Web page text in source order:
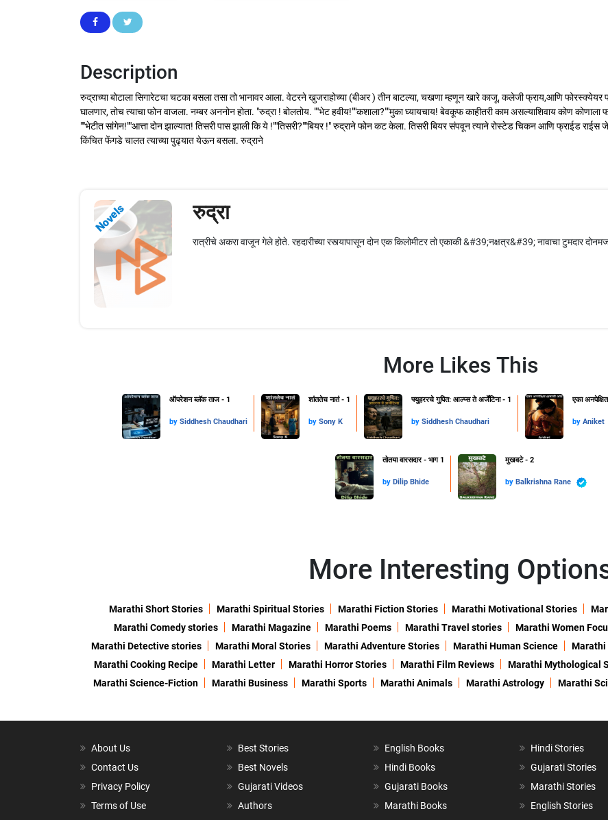
Description
रुद्राच्या बोटाला सिगारेटचा चटका बसला तसा तो भानावर आला. वेटरने खुजराहोच्या (बीअर ) तीन बाटल्या, चखणा म्हणून खारे काजू, कलेजी फ्राय,आणि फोरस्क्येयर
घालणार, तोच त्याचा फोन वाजला. नम्बर अननोन होता. "रुद्रा ! बोलतोय. ""भेट हवीय!""कशाला?""मुका घ्यायचाय! बेवकूफ काहीतरी काम असल्याशिवाय कोण कोणाला
""भेटीत सांगेन!""आत्ता दोन झाल्यात! तिसरी पास झाली कि ये !""तिसरी?""बियर !" रुद्राने फोन कट केला. तिसरी बियर संपवून त्याने रोस्टेड चिकन आणि फ्राईड
किंचित फेंगडे चालत त्याच्या पुढ्यात येऊन बसला. रुद्राने
Novels रुद्रा
रात्रीचे अकरा वाजून गेले होते. रहदारीच्या रस्त्यापासून दोन एक किलोमीटर तो एकाकी &#39;नक्षत्र&#39; नावाचा टुमदार
More Likes This
ऑपरेशन ब्लॅक ताज - 1
by Siddhesh Chaudhari
शांततेच नातं - 1
by Sony K
फ्युहररचे गुपित: आल्प्स ते अर्जेंटिना - 1
by Siddhesh Chaudhari
एका
by Aniket
तोतया वारसदार - भाग 1
by Dilip Bhide
मुखवटे - 2
by Balkrishna Rane
More Interesting
Marathi Short Stories Marathi Spiritual Stories Marathi Fiction Stories Marathi Motivational Stories
Marathi Comedy stories
Marathi Magazine Marathi Poems Marathi Travel stories Marathi Women
Marathi Detective stories
Marathi Moral Stories Marathi Adventure Stories Marathi Human Science Marathi
Marathi Cooking Recipe
Marathi Letter Marathi Horror Stories Marathi Film Reviews Marathi Mythological
Marathi Science-Fiction
Marathi Business Marathi Sports Marathi Animals Marathi Astrology Marathi
About Us
Contact Us
Privacy Policy
Terms of Use
Best Stories
Best Novels
Gujarati Videos
Authors
English Books
Hindi Books
Gujarati Books
Marathi Books
Hindi Stories
Gujarati Stories
Marathi Stories
English Stories